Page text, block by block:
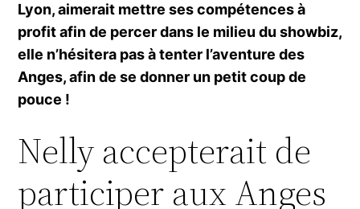
Lyon, aimerait mettre ses compétences à
profit afin de percer dans le milieu du showbiz,
elle n’hésitera pas à tenter l’aventure des
Anges, afin de se donner un petit coup de
pouce !
Nelly accepterait de
participer aux Anges